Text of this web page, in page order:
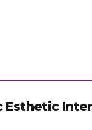
Esthetic